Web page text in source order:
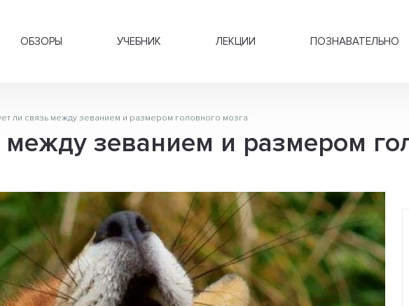
ОБЗОРЫ УЧЕБНИК ЛЕКЦИИ ПОЗНАВАТЕЛЬНО
ли связь между зеванием и размером головного мозга
между зеванием и размером